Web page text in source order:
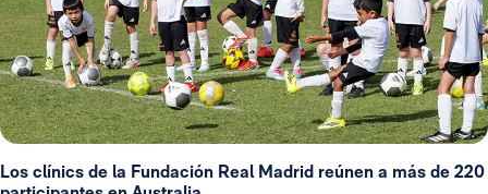
Los clínics de la Fundación Real Madrid reúnen a más de 220